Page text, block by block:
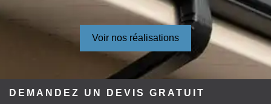
Voir nos réalisations
DEMANDEZ UN DEVIS GRATUIT